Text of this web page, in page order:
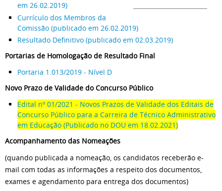
em 26.02.2019)
Currículo dos Membros da
Comissão (publicado em 26.02.2019)
Resultado Definitivo (publicado em 02.03.2019)
Portarias de Homologação de Resultado Final
Portaria 1.013/2019 - Nível D
Novo Prazo de Validade do Concurso Público
Edital nº 01/2021 - Novos Prazos de Validade dos Editais de
Concurso Público para a Carreira de Técnico Administrativo
em Educação (Publicado no DOU em 18.02.2021)
Acompanhamento das Nomeações
(quando publicada a nomeação, os candidatos receberão e-
mail com todas as informações a respeito dos documentos,
exames e agendamento para entrega dos documentos)